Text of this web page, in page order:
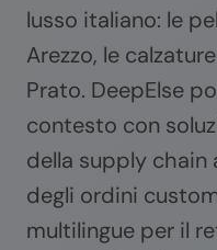
lusso italiano: le
Arezzo, le
Prato. DeepElse
contesto con
della supply chain
degli ordini
multilingue per il